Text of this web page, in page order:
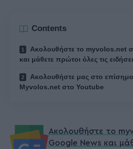
Contents
Ακολουθήστε το myvolos.net
και μάθετε πρώτοι όλες τις
Ακολουθήστε μας στο
Myvolos.net στο Youtube
Ακολουθήστε το
Google News και